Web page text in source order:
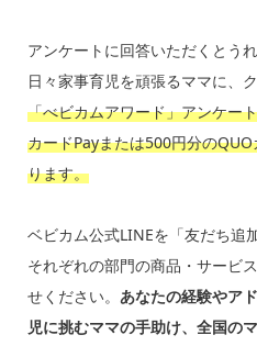
アンケートに回答いただくとう
日々家事育児を頑張るママに、
「べビカムアワード」アンケー
カードPayまたは500円分の
ります。
ベビカム公式LINEを「友だち追
それぞれの部門の商品・サービ
せください。 あなたの経験やア
児に挑むママの手助け、全国の